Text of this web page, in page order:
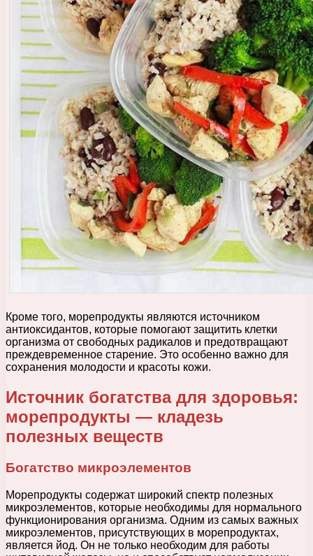
Кроме того, морепродукты являются источником
антиоксидантов, которые помогают защитить клетки
организма от свободных радикалов и предотвращают
преждевременное старение. Это особенно важно для
сохранения молодости и красоты кожи.
Источник богатства для здоровья:
морепродукты — кладезь
полезных веществ
Богатство микроэлементов
Морепродукты содержат широкий спектр полезных
микроэлементов, которые необходимы для нормального
функционирования организма. Одним из самых важных
микроэлементов, присутствующих в морепродуктах,
является йод. Он не только необходим для работы